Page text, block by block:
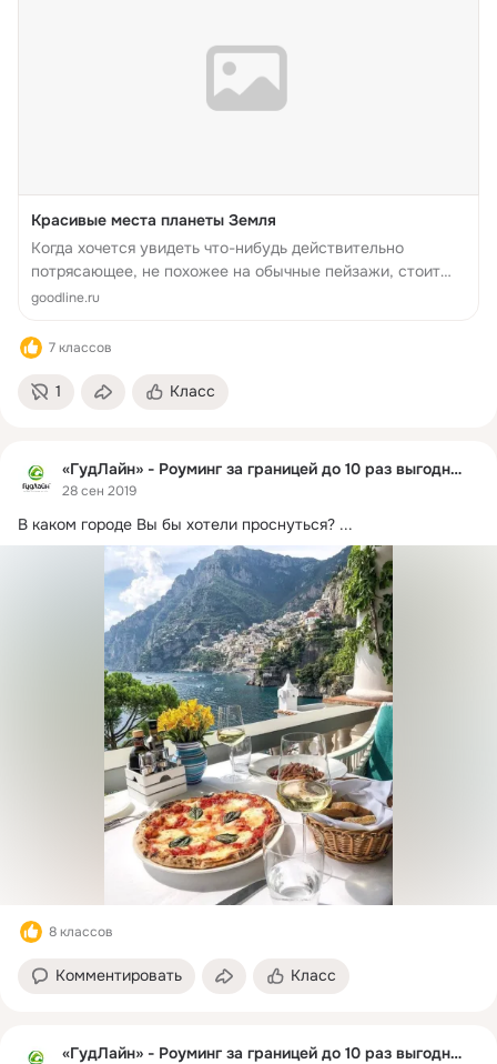
Красивые места планеты Земля
Когда хочется увидеть что-нибудь действительно
потрясающее, не похожее на обычные пейзажи, стоит
поехать в самые потрясающие уголки мира, где природа
goodline.ru
7 классов
1 Класс
«ГудЛайн» - Роуминг за границей до 10 раз выгоднее
28 сен 2019
В каком городе Вы бы хотели проснуться? ...
8 классов
Комментировать Класс
«ГудЛайн» - Роуминг за границей до 10 раз выгоднее